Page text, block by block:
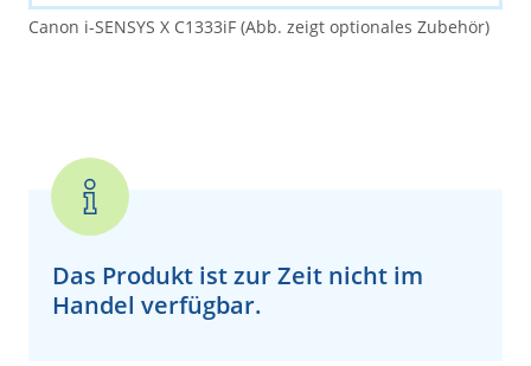
Canon i-SENSYS X C1333iF (Abb. zeigt optionales Zubehör)
Das Produkt ist zur Zeit nicht im
Handel verfügbar.